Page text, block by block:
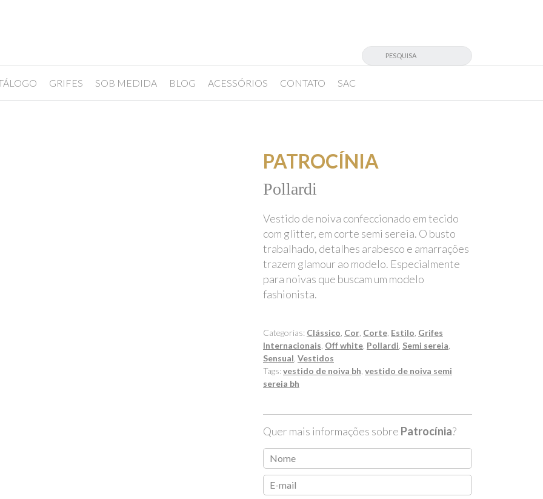
GRIFES SOB MEDIDA BLOG ACESSÓRIOS CONTATO SAC
PATROCÍNIA
Pollardi
Vestido de noiva confeccionado em tecido
com glitter, em corte semi sereia. O busto
trabalhado, detalhes arabesco e amarrações
trazem glamour ao modelo. Especialmente
para noivas que buscam um modelo
fashionista.
Categorias: Clássico Cor Corte Estilo Grifes
Internacionais Off white Pollardi Semi sereia
Sensual Vestidos
Tags:vestido de noiva bh vestido de noiva semi
sereia bh
Quer mais informações sobre Patrocínia?